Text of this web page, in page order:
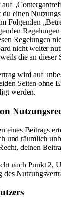
du einen
Folgenden
Regelungen
Regelungen
nicht weiter
die an dieser
wird auf
Seiten ohne
werden.
eines Beitrags
und räumlich
deinen
nach Punkt 2,